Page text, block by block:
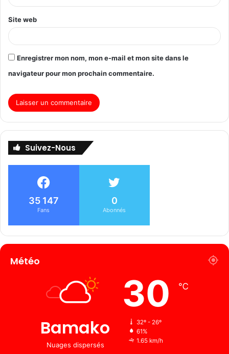
Site web
Enregistrer mon nom, mon e-mail et mon site dans le
navigateur pour mon prochain commentaire.
Suivez-Nous
35 147
Fans
0
Abonnés
Météo
Bamako
Nuages ​​dispersés
30 ℃
32º - 26º
61%
1.65 km/h